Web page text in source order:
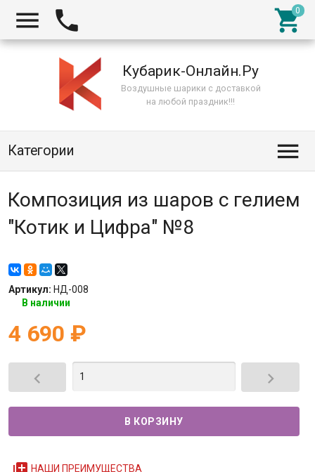
  
Кубарик-Онлайн.Ру
Воздушные шарики с доставкой
на любой праздник!!!
Категории 
Композиция из шаров с гелием
"Котик и Цифра" №8
Артикул: НД-008
В наличии
4 690 ₽
 
НАШИ ПРЕИМУЩЕСТВА